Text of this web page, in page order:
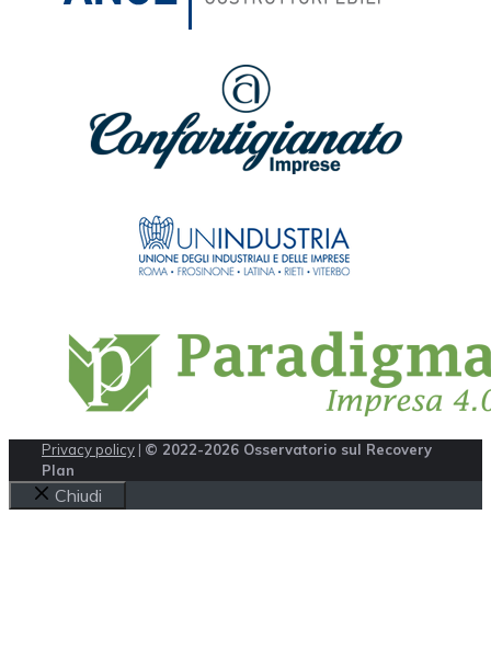
Privacy policy | © 2022-2026 Osservatorio sul Recovery
Plan
Chiudi